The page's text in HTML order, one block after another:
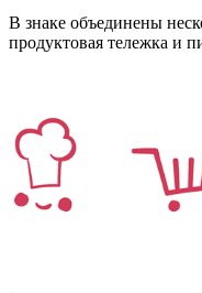
В знаке объединены
продуктовая тележка и